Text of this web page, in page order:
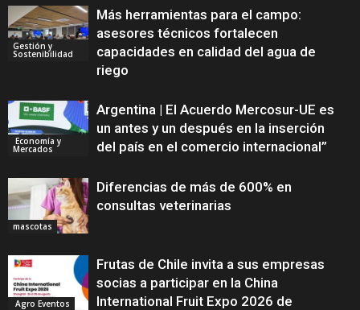
Gestión y
Sostenibilidad
Más herramientas para el campo:
asesores técnicos fortalecen
capacidades en calidad del agua de
riego
Economía y
Mercados
Argentina | El Acuerdo Mercosur-UE es
un antes y un después en la inserción
del país en el comercio internacional”
mascotas
Diferencias de más de 600% en
consultas veterinarias
Agro Eventos
Frutas de Chile invita a sus empresas
socias a participar en la China
International Fruit Expo 2026 de